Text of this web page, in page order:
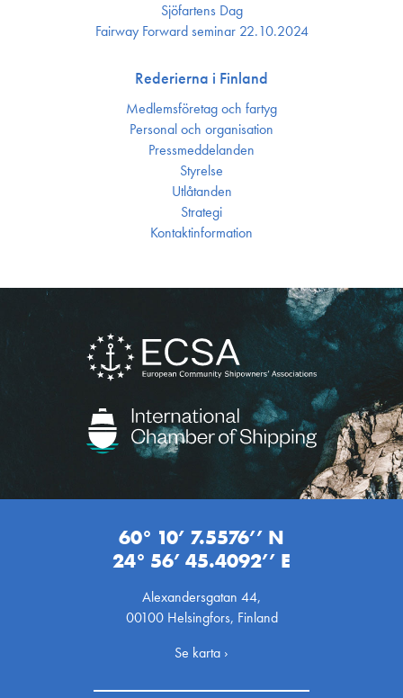
Sjöfartens Dag
Fairway Forward seminar 22.10.2024
Rederierna i Finland
Medlemsföretag och fartyg
Personal och organisation
Press­meddelanden
Styrelse
Utlåtanden
Strategi
Kontakt­information
60° 10’ 7.5576’’ N
24° 56’ 45.4092’’ E
Alexandersgatan 44,
00100 Helsingfors, Finland
Se karta ›